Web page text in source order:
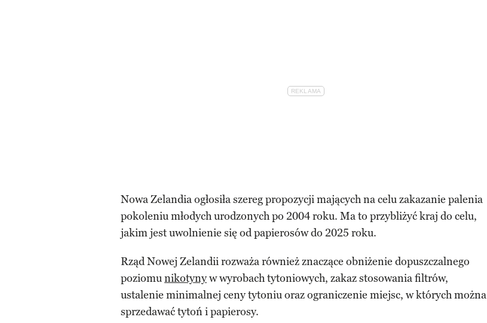
Nowa Zelandia ogłosiła szereg propozycji mających na celu zakazanie palenia
pokoleniu młodych urodzonych po 2004 roku. Ma to przybliżyć kraj do celu,
jakim jest uwolnienie się od papierosów do 2025 roku.
Rząd Nowej Zelandii rozważa również znaczące obniżenie dopuszczalnego
poziomunikotynyw wyrobach tytoniowych, zakaz stosowania filtrów,
ustalenie minimalnej ceny tytoniu oraz ograniczenie miejsc, w których można
sprzedawać tytoń i papierosy.